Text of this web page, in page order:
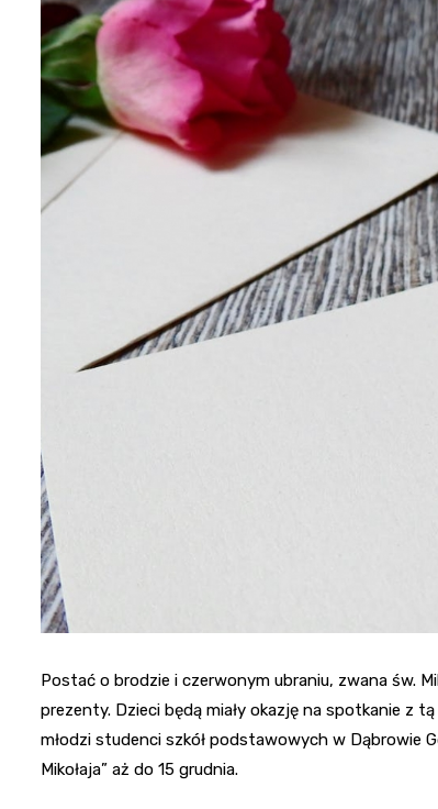
Postać o brodzie i czerwonym ubraniu, zwana św.
prezenty. Dzieci będą miały okazję na spotkanie z
młodzi studenci szkół podstawowych w Dąbrowie
Mikołaja” aż do 15 grudnia.